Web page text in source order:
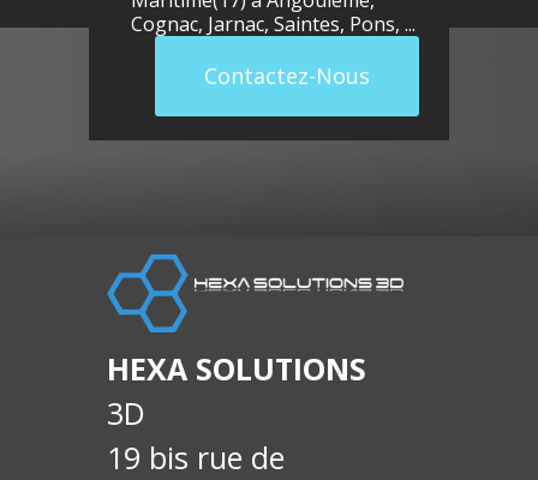
Cognac, Jarnac, Saintes, Pons, ...
Contactez-Nous
HEXA SOLUTIONS
3D
19 bis rue de